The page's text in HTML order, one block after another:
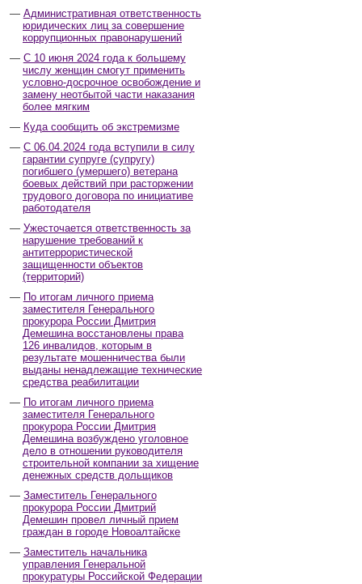
Административная ответственность
юридических лиц за совершение
коррупционных правонарушений
С 10 июня 2024 года к большему
числу женщин смогут применить
условно-досрочное освобождение и
замену неотбытой части наказания
более мягким
Куда сообщить об экстремизме
С 06.04.2024 года вступили в силу
гарантии супруге (супругу)
погибшего (умершего) ветерана
боевых действий при расторжении
трудового договора по инициативе
работодателя
Ужесточается ответственность за
нарушение требований к
антитеррористической
защищенности объектов
(территорий)
По итогам личного приема
заместителя Генерального
прокурора России Дмитрия
Демешина восстановлены права
126 инвалидов, которым в
результате мошенничества были
выданы ненадлежащие технические
средства реабилитации
По итогам личного приема
заместителя Генерального
прокурора России Дмитрия
Демешина возбуждено уголовное
дело в отношении руководителя
строительной компании за хищение
денежных средств дольщиков
Заместитель Генерального
прокурора России Дмитрий
Демешин провел личный прием
граждан в городе Новоалтайске
Заместитель начальника
управления Генеральной
прокуратуры Российской Федерации